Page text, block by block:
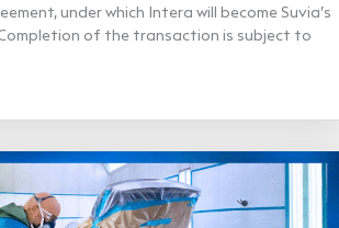
under which Intera will become Suvia’s
of the transaction is subject to